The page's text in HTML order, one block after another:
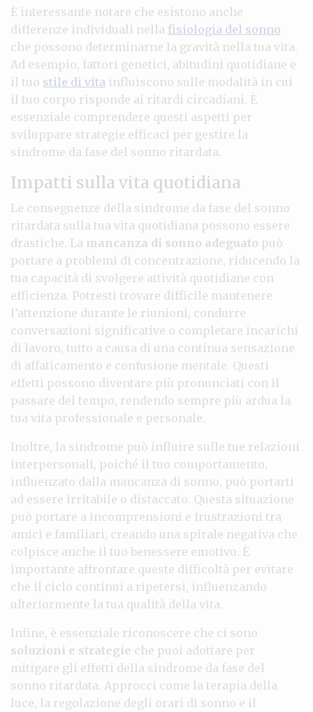
È interessante notare che esistono anche
differenze individuali nella fisiologia del sonno
che possono determinarne la gravità nella tua vita.
Ad esempio, fattori genetici, abitudini quotidiane e
il tuo stile di vita influiscono sulle modalità in cui
il tuo corpo risponde ai ritardi circadiani. È
essenziale comprendere questi aspetti per
sviluppare strategie efficaci per gestire la
sindrome da fase del sonno ritardata.
Impatti sulla vita quotidiana
Le conseguenze della sindrome da fase del sonno
ritardata sulla tua vita quotidiana possono essere
drastiche. La mancanza di sonno adeguato può
portare a problemi di concentrazione, riducendo la
tua capacità di svolgere attività quotidiane con
efficienza. Potresti trovare difficile mantenere
l’attenzione durante le riunioni, condurre
conversazioni significative o completare incarichi
di lavoro, tutto a causa di una continua sensazione
di affaticamento e confusione mentale. Questi
effetti possono diventare più pronunciati con il
passare del tempo, rendendo sempre più ardua la
tua vita professionale e personale.
Inoltre, la sindrome può influire sulle tue relazioni
interpersonali, poiché il tuo comportamento,
influenzato dalla mancanza di sonno, può portarti
ad essere irritabile o distaccato. Questa situazione
può portare a incomprensioni e frustrazioni tra
amici e familiari, creando una spirale negativa che
colpisce anche il tuo benessere emotivo. È
importante affrontare queste difficoltà per evitare
che il ciclo continui a ripetersi, influenzando
ulteriormente la tua qualità della vita.
Infine, è essenziale riconoscere che ci sono
soluzioni e strategie che puoi adottare per
mitigare gli effetti della sindrome da fase del
sonno ritardata. Approcci come la terapia della
luce, la regolazione degli orari di sonno e il